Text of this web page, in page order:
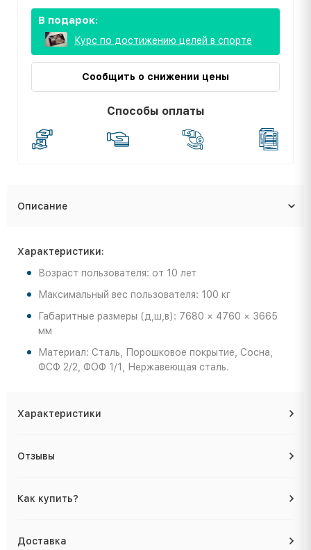
В подарок:
Курс по достижению целей в спорте
Сообщить о снижении цены
Способы оплаты
Описание
Характеристики:
Возраст пользователя: от 10 лет
Максимальный вес пользователя: 100 кг
Габаритные размеры (д,ш,в): 7680 × 4760 × 3665
мм
Материал: Сталь, Порошковое покрытие, Сосна,
ФСФ 2/2, ФОФ 1/1, Нержавеющая сталь.
Характеристики
Отзывы
Как купить?
Доставка